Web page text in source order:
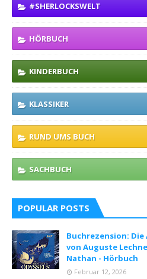
#SHERLOCKSWELT
HÖRBUCH
KINDERBUCH
KLASSIKER
RUND UMS BUCH
SACHBUCH
POPULAR POSTS
Buchrezension:
von Auguste
Nathan - Hörbuch
Februar 12, 2026